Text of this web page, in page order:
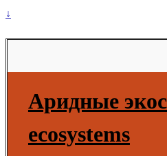
↓
Аридные
ecosystems